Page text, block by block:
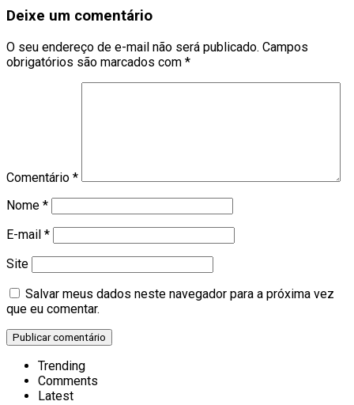
Deixe um comentário
O seu endereço de e-mail não será publicado. Campos
obrigatórios são marcados com *
Comentário *
Nome *
E-mail *
Site
Salvar meus dados neste navegador para a próxima vez
que eu comentar.
Trending
Comments
Latest